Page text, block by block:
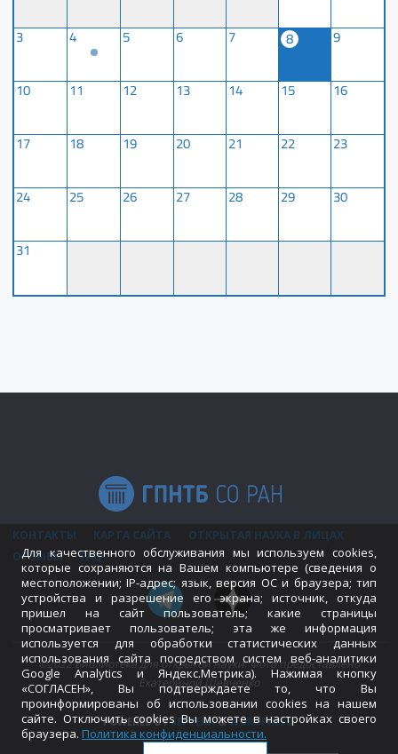
3 4 5 6 7 8 9
10 11 12 13 14 15 16
17 18 19 20 21 22 23
24 25 26 27 28 29 30
31
КОНТАКТЫ КАРТА САЙТА
ОТКРЫТАЯ НАУКА В ЛИЦАХ
ОТЗЫВЫ
FAQ
©2022 Библиотека для открытой науки. Фото предоставлено
Екатериной Шевченко
POWERED BYSEPTERA&WORDPRESS.
Для качественного обслуживания мы используем cookies,
которые сохраняются на Вашем компьютере (сведения о
местоположении; IP-адрес; язык, версия ОС и браузера; тип
устройства и разрешение его экрана; источник, откуда
пришел на сайт пользователь; какие страницы
просматривает пользователь; эта же информация
используется для обработки статистических данных
использования сайта посредством систем веб-аналитики
Google Analytics и Яндекс.Метрика). Нажимая кнопку
«СОГЛАСЕН», Вы подтверждаете то, что Вы
проинформированы об использовании cookies на нашем
сайте. Отключить cookies Вы можете в настройках своего
браузера. Политика конфиденциальности.